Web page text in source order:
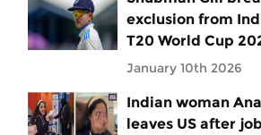
exclusion from
T20 World Cup
January 10th 2026
Indian woman
leaves US after